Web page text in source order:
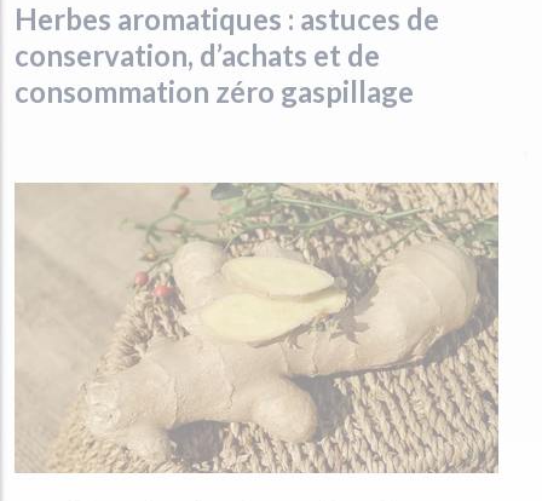
Herbes aromatiques : astuces de
conservation, d’achats et de
consommation zéro gaspillage